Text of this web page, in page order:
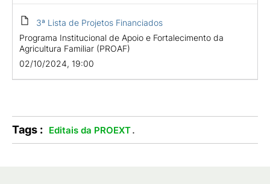
3ª Lista de Projetos Financiados
Programa Institucional de Apoio e Fortalecimento da
Agricultura Familiar (PROAF)
02/10/2024, 19:00
Tags : Editais da PROEXT.